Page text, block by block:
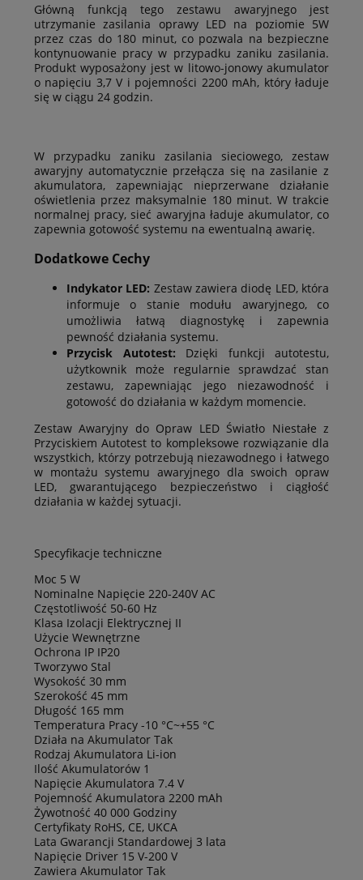
Główną funkcją tego zestawu awaryjnego jest
utrzymanie zasilania oprawy LED na poziomie 5W
przez czas do 180 minut, co pozwala na bezpieczne
kontynuowanie pracy w przypadku zaniku zasilania.
Produkt wyposażony jest w litowo-jonowy akumulator
o napięciu 3,7 V i pojemności 2200 mAh, który ładuje
się w ciągu 24 godzin.
W przypadku zaniku zasilania sieciowego, zestaw
awaryjny automatycznie przełącza się na zasilanie z
akumulatora, zapewniając nieprzerwane działanie
oświetlenia przez maksymalnie 180 minut. W trakcie
normalnej pracy, sieć awaryjna ładuje akumulator, co
zapewnia gotowość systemu na ewentualną awarię.
Dodatkowe Cechy
Indykator LED: Zestaw zawiera diodę LED, która
informuje o stanie modułu awaryjnego, co
umożliwia łatwą diagnostykę i zapewnia
pewność działania systemu.
Przycisk Autotest: Dzięki funkcji autotestu,
użytkownik może regularnie sprawdzać stan
zestawu, zapewniając jego niezawodność i
gotowość do działania w każdym momencie.
Zestaw Awaryjny do Opraw LED Światło Niestałe z
Przyciskiem Autotest to kompleksowe rozwiązanie dla
wszystkich, którzy potrzebują niezawodnego i łatwego
w montażu systemu awaryjnego dla swoich opraw
LED, gwarantującego bezpieczeństwo i ciągłość
działania w każdej sytuacji.
Specyfikacje techniczne
Moc 5 W
Nominalne Napięcie 220-240V AC
Częstotliwość 50-60 Hz
Klasa Izolacji Elektrycznej II
Użycie Wewnętrzne
Ochrona IP IP20
Tworzywo Stal
Wysokość 30 mm
Szerokość 45 mm
Długość 165 mm
Temperatura Pracy -10 °C~+55 °C
Działa na Akumulator Tak
Rodzaj Akumulatora Li-ion
Ilość Akumulatorów 1
Napięcie Akumulatora 7.4 V
Pojemność Akumulatora 2200 mAh
Żywotność 40 000 Godziny
Certyfikaty RoHS, CE, UKCA
Lata Gwarancji Standardowej 3 lata
Napięcie Driver 15 V-200 V
Zawiera Akumulator Tak